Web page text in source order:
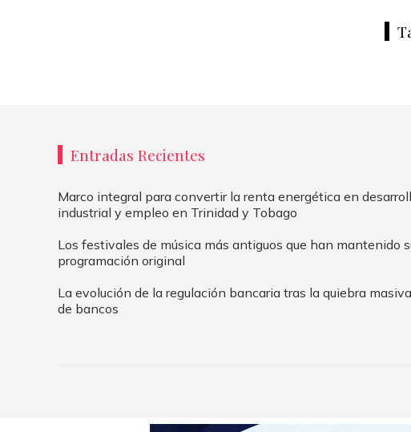
Entradas Recientes
Marco integral para convertir la renta energética en
industrial y empleo en Trinidad y Tobago
Los festivales de música más antiguos que han mantenido
programación original
La evolución de la regulación bancaria tras la quiebra masiva
de bancos